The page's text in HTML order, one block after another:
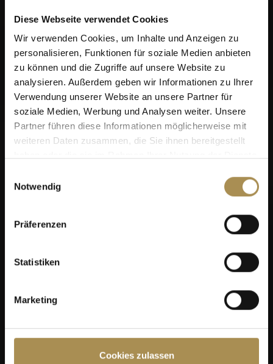
Diese Webseite verwendet Cookies
Wir verwenden Cookies, um Inhalte und Anzeigen zu
personalisieren, Funktionen für soziale Medien anbieten
zu können und die Zugriffe auf unsere Website zu
analysieren. Außerdem geben wir Informationen zu Ihrer
Verwendung unserer Website an unsere Partner für
soziale Medien, Werbung und Analysen weiter. Unsere
Partner führen diese Informationen möglicherweise mit
weiteren Daten zusammen, die Sie ihnen bereitgestellt
Notwendig
Präferenzen
Statistiken
Marketing
Cookies zulassen
VILLA DOMINICANA
Jahre alt sein.
Indem Sie diese Seite betreten, stimmen Sie unseren
Nutzungsbedingungen
Datenschutzrichtlinienund
Cookies